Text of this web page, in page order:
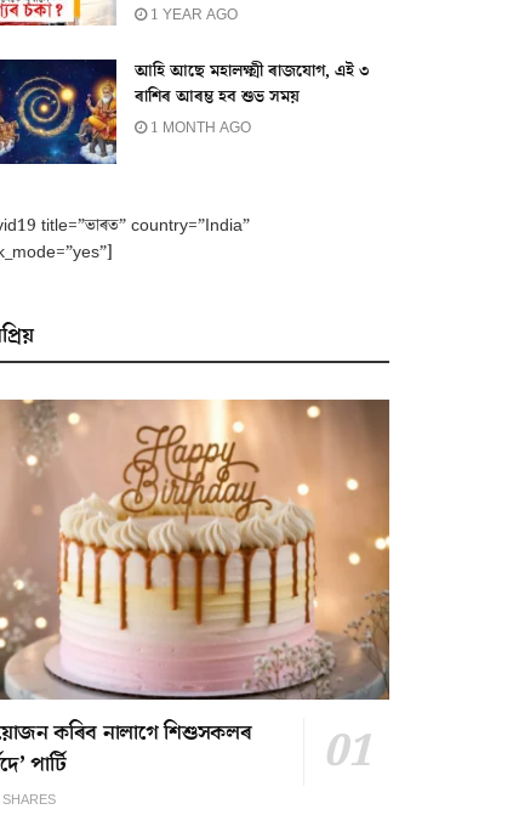
1 YEAR AGO
আহি আছে মহালক্ষ্মী ৰাজযোগ, এই ৩
ৰাশিৰ আৰম্ভ হব শুভ সময়
1 MONTH AGO
title=”ভাৰত” country=”India”
কৰিব নালাগে শিশুসকলৰ
পাৰ্টি